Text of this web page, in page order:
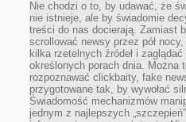
Nie chodzi o to, by udawać, że
nie istnieje, ale by świadomie
treści do nas docierają. Zamiast
scrollować newsy przez pół
kilka rzetelnych źródeł i
określonych porach dnia. Można
rozpoznawać clickbaity, fake
przygotowane tak, by wywołać
Świadomość mechanizmów
jednym z najlepszych